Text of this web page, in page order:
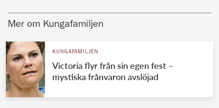
Mer om Kungafamiljen
KUNGAFAMILJEN
Victoria flyr från sin egen fest –
mystiska frånvaron avslöjad